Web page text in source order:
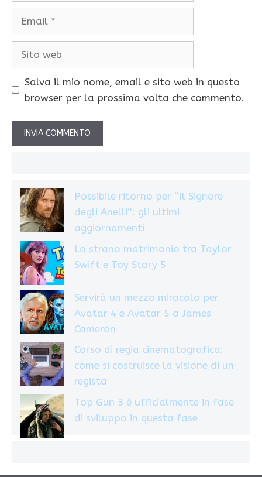
Salva il mio nome, email e sito web in questo
browser per la prossima volta che commento.
Possibile ritorno per “Il Signore
degli Anelli”: gli ultimi
aggiornamenti
Lo strano matrimonio tra Taylor
Swift e Toy Story 5
Servirà un mezzo miracolo per
Avatar 4 e Avatar 5 a James
Cameron
Corso di regia cinematografica:
come si costruisce la visione di un
regista
Top Gun 3 è ufficialmente in fase
di sviluppo in questa fase